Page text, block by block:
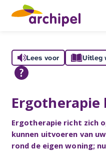
Lees voor Uitleg
Ergotherapie
Ergotherapie richt zich
kunnen uitvoeren van
rond de eigen woning;